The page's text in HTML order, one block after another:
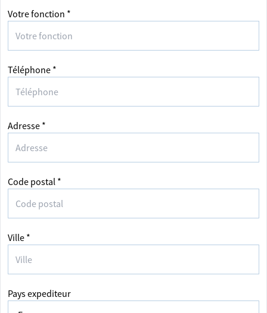
Votre fonction *
Téléphone *
Adresse *
Code postal *
Ville *
Pays expediteur